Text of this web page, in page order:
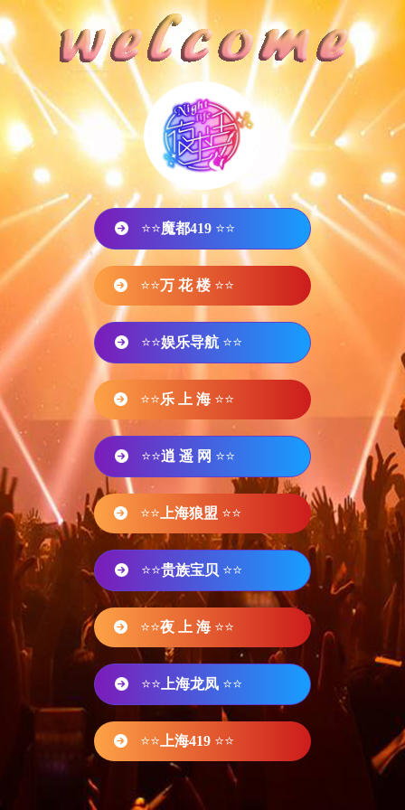
⭐⭐魔都419 ⭐⭐
⭐⭐万 花 楼 ⭐⭐
⭐⭐娱乐导航 ⭐⭐
⭐⭐乐 上 海 ⭐⭐
⭐⭐逍 遥 网 ⭐⭐
⭐⭐ 上海狼盟 ⭐⭐
⭐⭐贵族宝贝 ⭐⭐
⭐⭐夜 上 海 ⭐⭐
⭐⭐ 上海龙凤 ⭐⭐
⭐⭐ 上海419 ⭐⭐